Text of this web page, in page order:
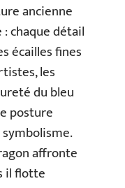
ancienne
: chaque détail
écailles fines
les
du bleu
posture
affronte
il flotte